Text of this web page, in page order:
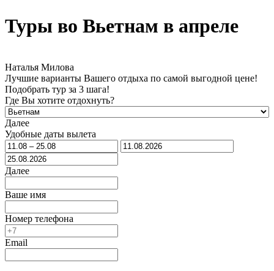
Туры во Вьетнам в апреле
Наталья Милова
Лучшие варианты Вашего отдыха по самой выгодной цене!
Подобрать тур за 3 шага!
Где Вы хотите отдохнуть?
Далее
Удобные даты вылета
Далее
Ваше имя
Номер телефона
Email